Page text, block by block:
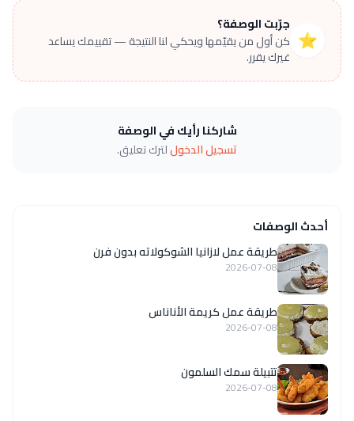
⭐
جرّبت الوصفة؟
كن أول من يقيّمها ويحكي لنا النتيجة — تقييمك يساعد
غيرك يقرر.
شاركنا رأيك في الوصفة
تسجيل الدخوللترك تعليق.
أحدث الوصفات
طريقة عمل لازانيا الشوكولاته بدون فرن
2026-07-08
طريقة عمل كريمة الأناناس
2026-07-08
تتبيلة سمك السلمون
2026-07-08